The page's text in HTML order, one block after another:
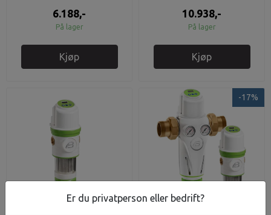
6.188,-
På lager
Kjøp
m3/H FILTER 1" BM1
10.938,-
På lager
Kjøp
-17%
Er du privatperson eller bedrift?